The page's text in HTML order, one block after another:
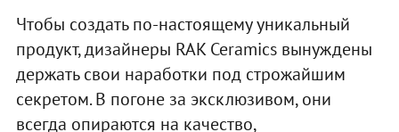
Чтобы создать по-настоящему уникальный
продукт, дизайнеры RAK Ceramics вынуждены
держать свои наработки под строжайшим
секретом. В погоне за эксклюзивом, они
всегда опираются на качество,